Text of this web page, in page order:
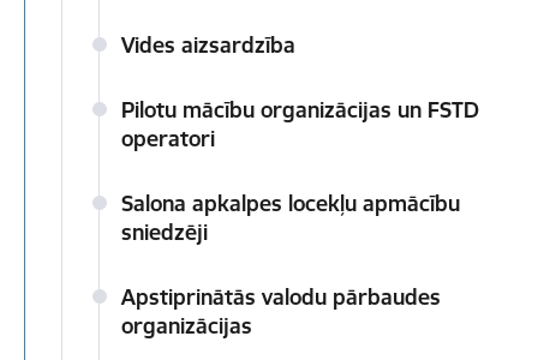
Vides aizsardzība
Pilotu mācību organizācijas un FSTD
operatori
Salona apkalpes locekļu apmācību
sniedzēji
Apstiprinātās valodu pārbaudes
organizācijas